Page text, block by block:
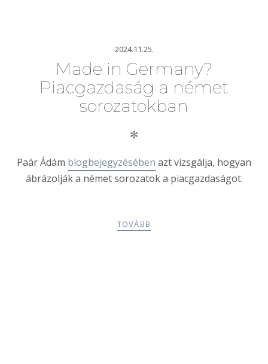
2024.11.25.
Made in Germany?
Piacgazdaság a német
sorozatokban
✻
Paár Ádám blogbejegyzésében azt vizsgálja, hogyan
ábrázolják a német sorozatok a piacgazdaságot.
TOVÁBB